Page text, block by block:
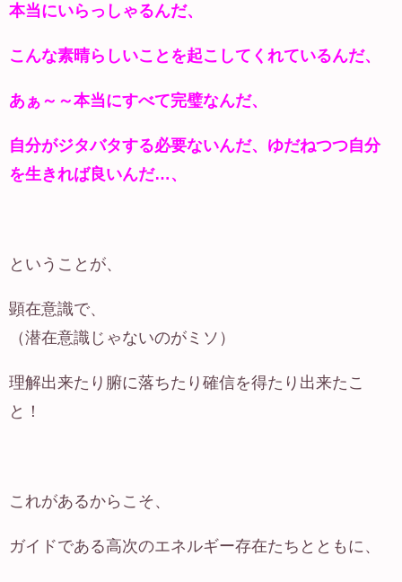
本当にいらっしゃるんだ、
こんな素晴らしいことを起こしてくれているんだ、
あぁ～～本当にすべて完璧なんだ、
自分がジタバタする必要ないんだ、ゆだねつつ自分
を生きれば良いんだ…、
ということが、
顕在意識で、
（潜在意識じゃないのがミソ）
理解出来たり腑に落ちたり確信を得たり出来たこ
と！
これがあるからこそ、
ガイドである高次のエネルギー存在たちとともに、